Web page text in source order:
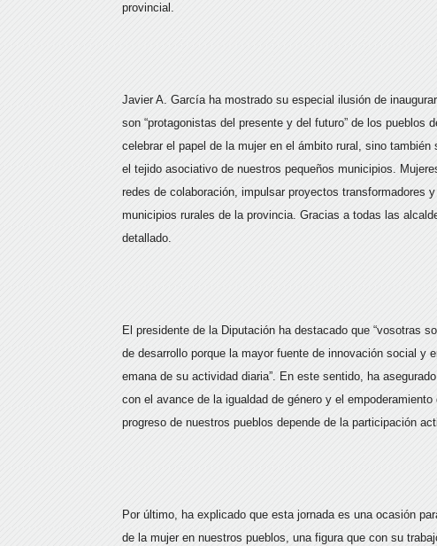
provincial.
Javier A. García ha mostrado su especial ilusión de
son “protagonistas del presente y del futuro” de los pueblos
celebrar el papel de la mujer en el ámbito rural, sino
el tejido asociativo de nuestros pequeños municipios.
redes de colaboración, impulsar proyectos transformadores
municipios rurales de la provincia. Gracias a todas las
detallado.
El presidente de la Diputación ha destacado que “vosotras
de desarrollo porque la mayor fuente de innovación social y
emana de su actividad diaria”. En este sentido, ha
con el avance de la igualdad de género y el
progreso de nuestros pueblos depende de la participación
Por último, ha explicado que esta jornada es una ocasión
de la mujer en nuestros pueblos, una figura que con su